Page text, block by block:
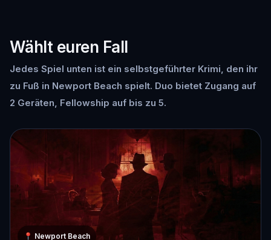
Wählt euren Fall
Jedes Spiel unten ist ein selbstgeführter Krimi, den ihr
zu Fuß in Newport Beach spielt. Duo bietet Zugang auf
2 Geräten, Fellowship auf bis zu 5.
📍 Newport Beach